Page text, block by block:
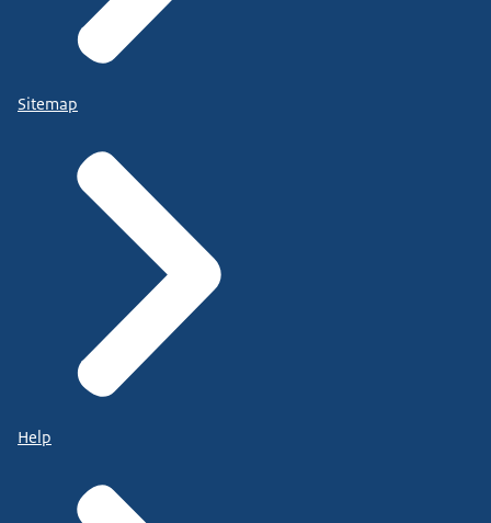
Sitemap
Help